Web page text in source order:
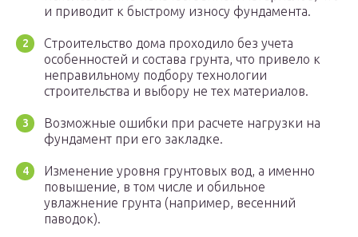
и приводит к быстрому износу фундамента.
Строительство дома проходило без учета
особенностей и состава грунта, что привело к
неправильному подбору технологии
строительства и выбору не тех материалов.
Возможные ошибки при расчете нагрузки на
фундамент при его закладке.
Изменение уровня грунтовых вод, а именно
повышение, в том числе и обильное
увлажнение грунта (например, весенний
паводок).